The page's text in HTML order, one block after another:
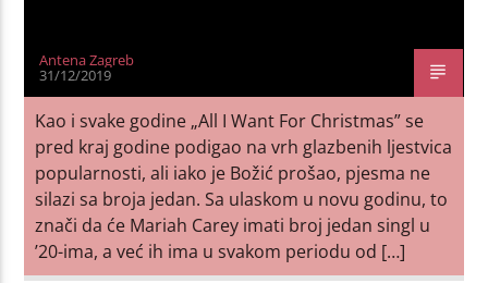
Antena Zagreb
31/12/2019
Kao i svake godine „All I Want For Christmas” se
pred kraj godine podigao na vrh glazbenih ljestvica
popularnosti, ali iako je Božić prošao, pjesma ne
silazi sa broja jedan. Sa ulaskom u novu godinu, to
znači da će Mariah Carey imati broj jedan singl u
’20-ima, a već ih ima u svakom periodu od […]